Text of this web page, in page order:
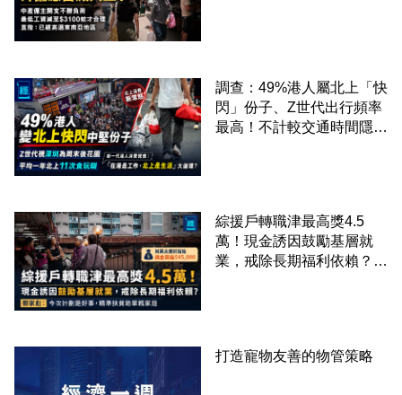
調查：49%港人屬北上「快
閃」份子、Z世代出行頻率
最高！不計較交通時間隱形
綜援戶轉職津最高獎4.5
萬！現金誘因鼓勵基層就
業，戒除長期福利依賴？鄧
打造寵物友善的物管策略